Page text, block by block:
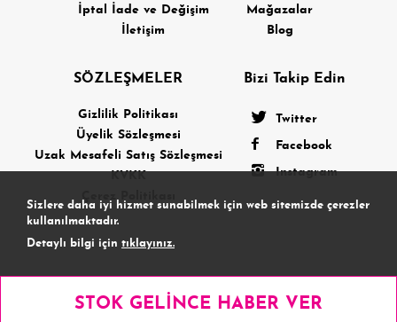
STOK GELİNCE HABER VER
İptal İade ve Değişim
İletişim
Mağazalar
Blog
SÖZLEŞMELER
Gizlilik Politikası
Üyelik Sözleşmesi
Uzak Mesafeli Satış Sözleşmesi
Çerez Politikası
Bizi Takip Edin
Twitter
Facebook
Instagram
Copyright 2026 Terteks POWERED BY
Sizlere daha iyi hizmet sunabilmek için web sitemizde çerezler
kullanılmaktadır.
Detaylı bilgi için tıklayınız.
Kabul Etmiyorum